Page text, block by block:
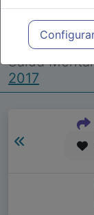
meramente
profesionales
cada caso
necesidades del
Repositorio
Salud
2017